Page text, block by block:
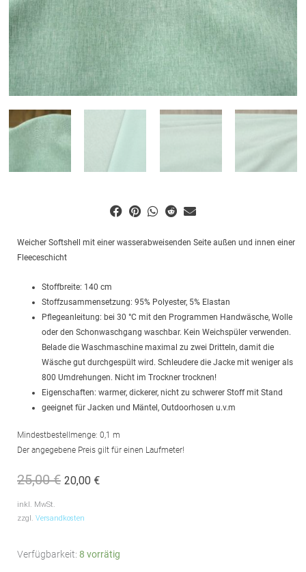
Weicher Softshell mit einer wasserabweisenden Seite außen und innen einer
Fleeceschicht
Stoffbreite: 140 cm
Stoffzusammensetzung: 95% Polyester, 5% Elastan
Pflegeanleitung: bei 30 °C mit den Programmen Handwäsche, Wolle
oder den Schonwaschgang waschbar. Kein Weichspüler verwenden.
Belade die Waschmaschine maximal zu zwei Dritteln, damit die
Wäsche gut durchgespült wird. Schleudere die Jacke mit weniger als
800 Umdrehungen. Nicht im Trockner trocknen!
Eigenschaften: warmer, dickerer, nicht zu schwerer Stoff mit Stand
geeignet für Jacken und Mäntel, Outdoorhosen u.v.m
Mindestbestellmenge: 0,1 m
Der angegebene Preis gilt für einen Laufmeter!
25,00€
war:
20,00 €
inkl. MwSt.
zzgl. Versandkosten
Verfügbarkeit: 8 vorrätig
Softshell